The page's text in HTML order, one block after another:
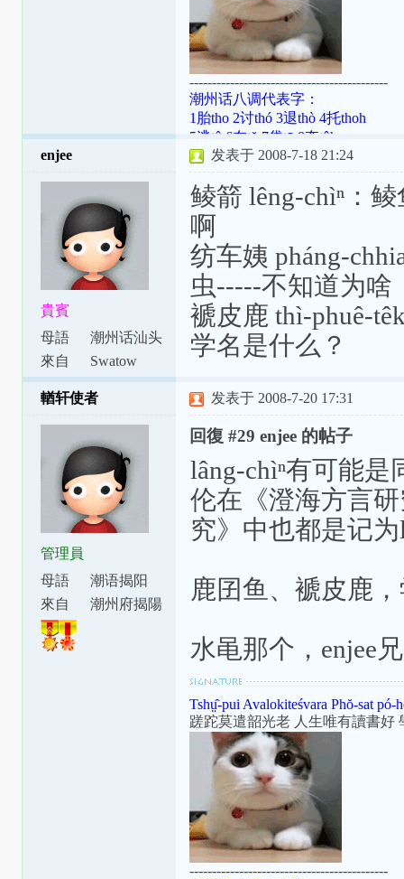
--------------------------------------------
潮州话八调代表字：
1胎tho 2讨thó 3退thò 4托thoh
5逃tô 6在tŏ 7袋tō 8夺tôh
潮罗特殊变体：[ɯ]=ṳ=ur；
[aʔ8]=âh=a̍h；[ts]=ts=ch；
enjee
貴賓
母語
潮州话汕头
腔
來自 Swatow
发表于 2008-7-18 21:24
鲮箭 lêng-chìⁿ：
啊
纺车姨 pháng-
虫-----不知道为啥
褫皮鹿 thì-phuê-
学名是什么？
輶轩使者
管理員
母語
潮语揭阳
腔
來自
潮州府揭陽
发表于 2008-7-20 17:31
回復 #29 enjee 的帖子
lâng-chìⁿ有可能
伦在《澄海方言
究》中也都是记为
鹿囝鱼、褫皮鹿
水黾那个，enjee
Tshṳ̂-pui Avalokiteśvara Phŏ-sat pó-
蹉跎莫遣韶光老 人生唯有讀書好
--------------------------------------------